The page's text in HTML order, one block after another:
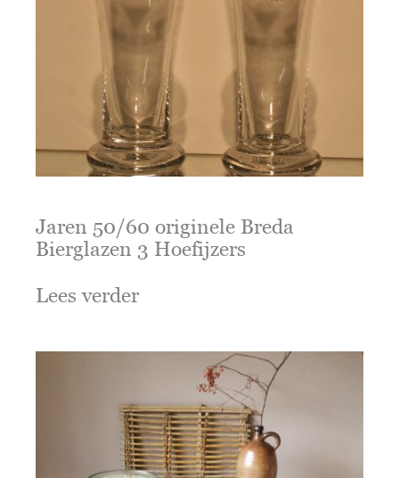
Jaren 50/60 originele Breda
Bierglazen 3 Hoefijzers
Lees verder